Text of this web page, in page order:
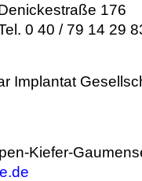
176
0 40 / 79 14 29
Implantat
Kiefer-